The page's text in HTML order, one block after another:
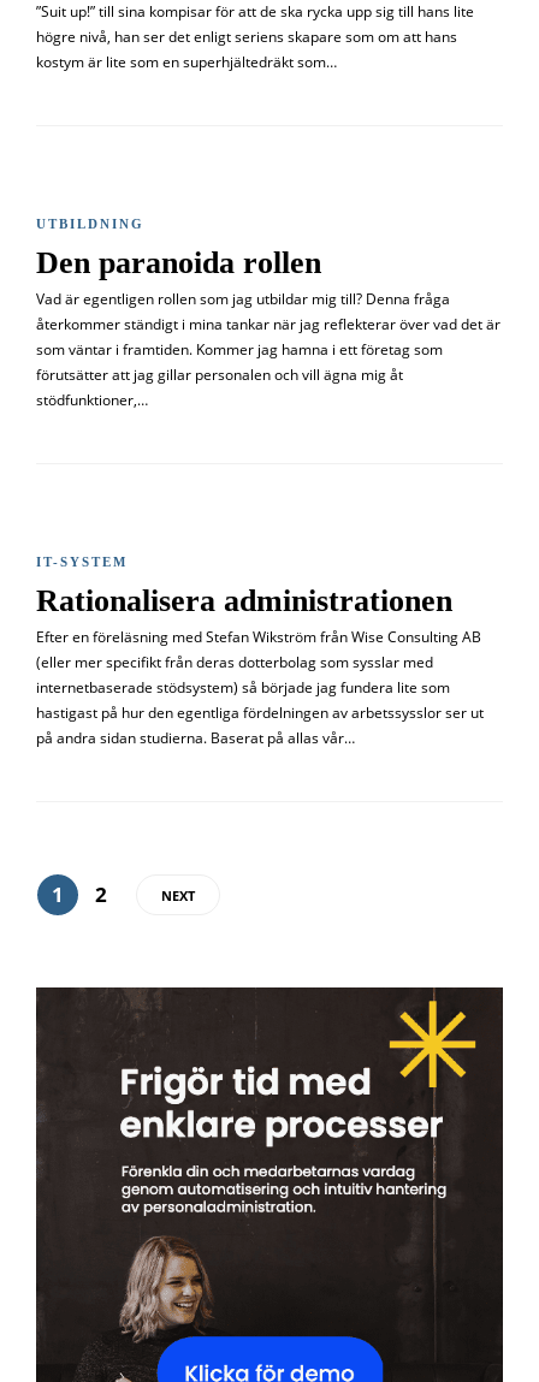
”Suit up!” till sina kompisar för att de ska rycka upp sig till hans lite
högre nivå, han ser det enligt seriens skapare som om att hans
kostym är lite som en superhjältedräkt som…
UTBILDNING
Den paranoida rollen
Vad är egentligen rollen som jag utbildar mig till? Denna fråga
återkommer ständigt i mina tankar när jag reflekterar över vad det är
som väntar i framtiden. Kommer jag hamna i ett företag som
förutsätter att jag gillar personalen och vill ägna mig åt
stödfunktioner,…
IT-SYSTEM
Rationalisera administrationen
Efter en föreläsning med Stefan Wikström från Wise Consulting AB
(eller mer specifikt från deras dotterbolag som sysslar med
internetbaserade stödsystem) så började jag fundera lite som
hastigast på hur den egentliga fördelningen av arbetssysslor ser ut
på andra sidan studierna. Baserat på allas vår…
1 2 NEXT